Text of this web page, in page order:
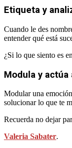
Etiqueta y
Cuando le des
entender qué está
¿Si lo que siento es
Modula y
Modular una
solucionar lo que te
Recuerda no dejar
Valeria Sabater.